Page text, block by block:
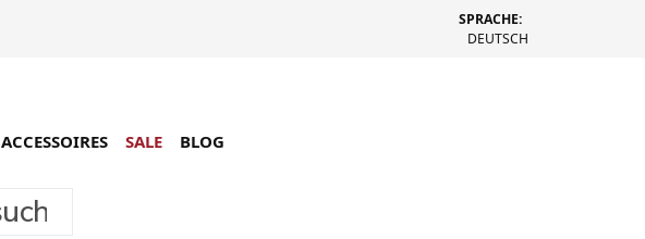
SPRACHE:
DEUTSCH
ACCESSOIRES SALE BLOG